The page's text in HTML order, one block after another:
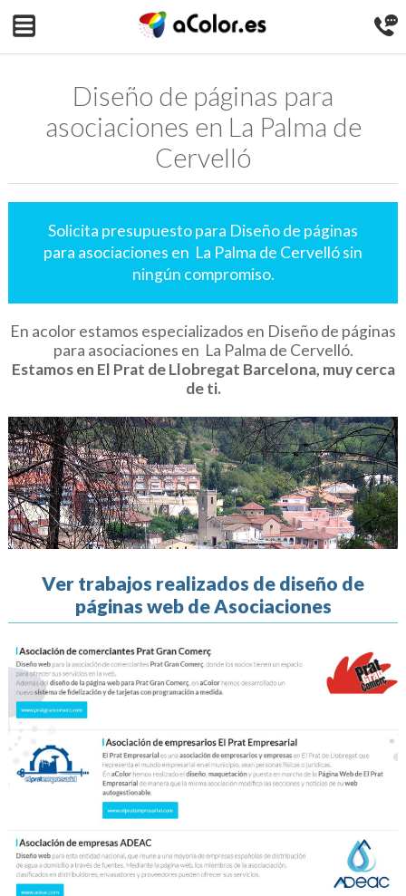
Diseño de páginas para
asociaciones en La Palma de
Cervelló
Solicita presupuesto para Diseño de páginas
para asociaciones en La Palma de Cervelló sin
ningún compromiso.
En acolor estamos especializados en Diseño de páginas
para asociaciones en La Palma de Cervelló.
Estamos en El Prat de Llobregat Barcelona, muy cerca
de ti.
Ver trabajos realizados de diseño de
páginas web de Asociaciones